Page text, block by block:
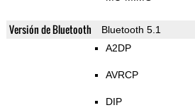
Versión de Bluetooth Bluetooth 5.1
A2DP
AVRCP
DIP